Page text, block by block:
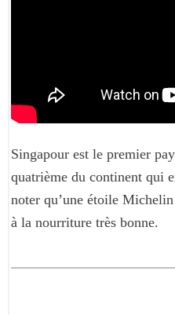
Singapour est le premier
quatrième du continent qui
noter qu’une étoile
à la nourriture très bonne.